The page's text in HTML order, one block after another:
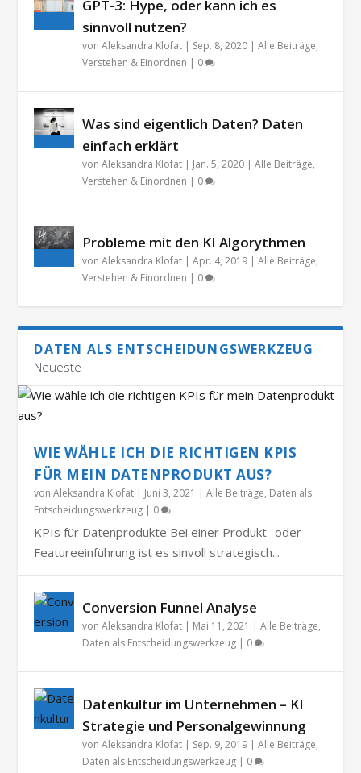
GPT-3: Hype, oder kann ich es
sinnvoll nutzen?
vonAleksandra Klofat | Sep. 8, 2020 |Alle Beiträge,
Verstehen & Einordnen | 0
Was sind eigentlich Daten? Daten
einfach erklärt
vonAleksandra Klofat | Jan. 5, 2020 |Alle Beiträge,
Verstehen & Einordnen | 0
Probleme mit den KI Algorythmen
vonAleksandra Klofat |Apr. 4, 2019 |Alle Beiträge,
Verstehen & Einordnen | 0
DATEN ALS ENTSCHEIDUNGSWERKZEUG
Neueste
WIE WÄHLE ICH DIE RICHTIGEN KPIS
FÜR MEIN DATENPRODUKT AUS?
vonAleksandra Klofat | Juni 3, 2021 |Alle Beiträge, Daten als
Entscheidungswerkzeug | 0
KPIs für Datenprodukte Bei einer Produkt- oder
Featureeinführung ist es sinvoll strategisch...
Conversion Funnel Analyse
vonAleksandra Klofat | Mai 11, 2021 |Alle Beiträge,
Daten als Entscheidungswerkzeug | 0
Datenkultur im Unternehmen – KI
Strategie und Personalgewinnung
vonAleksandra Klofat | Sep. 9, 2019 |Alle Beiträge,
Daten als Entscheidungswerkzeug | 0